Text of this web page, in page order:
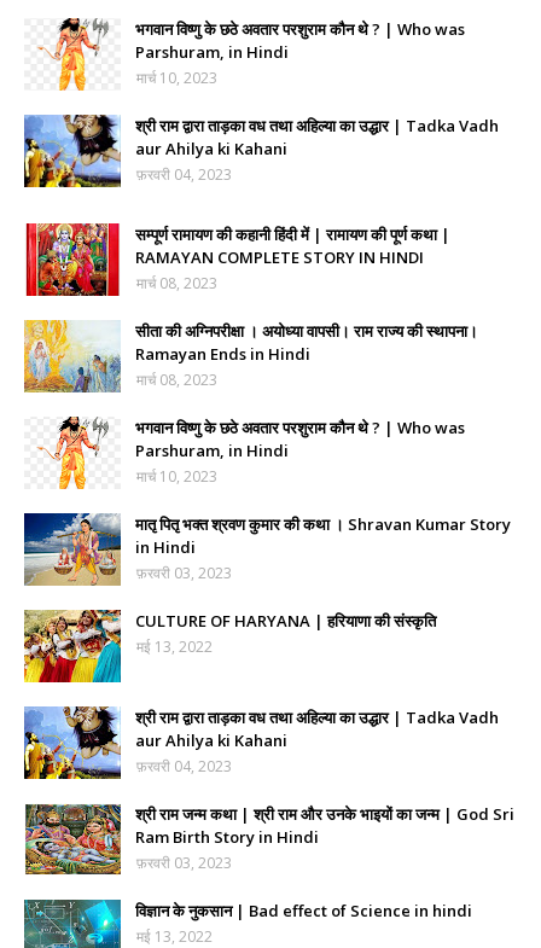
भगवान विष्णु के छठे अवतार परशुराम कौन थे ? | Who was
Parshuram, in Hindi
मार्च 10, 2023
श्री राम द्वारा ताड़का वध तथा अहिल्या का उद्धार | Tadka Vadh
aur Ahilya ki Kahani
फ़रवरी 04, 2023
सम्पूर्ण रामायण की कहानी हिंदी में | रामायण की पूर्ण कथा |
RAMAYAN COMPLETE STORY IN HINDI
मार्च 08, 2023
सीता की अग्निपरीक्षा । अयोध्या वापसी। राम राज्य की स्थापना।
Ramayan Ends in Hindi
मार्च 08, 2023
भगवान विष्णु के छठे अवतार परशुराम कौन थे ? | Who was
Parshuram, in Hindi
मार्च 10, 2023
मातृ पितृ भक्त श्रवण कुमार की कथा । Shravan Kumar Story
in Hindi
फ़रवरी 03, 2023
CULTURE OF HARYANA | हरियाणा की संस्कृति
मई 13, 2022
श्री राम द्वारा ताड़का वध तथा अहिल्या का उद्धार | Tadka Vadh
aur Ahilya ki Kahani
फ़रवरी 04, 2023
श्री राम जन्म कथा | श्री राम और उनके भाइयों का जन्म | God Sri
Ram Birth Story in Hindi
फ़रवरी 03, 2023
विज्ञान के नुकसान | Bad effect of Science in hindi
मई 13, 2022